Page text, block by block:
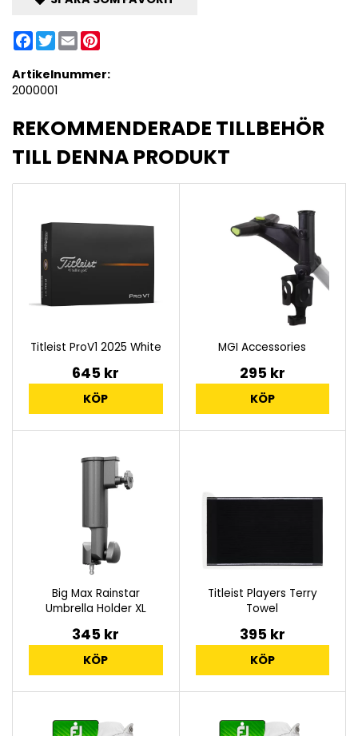
Facebook
Twitter
Email
Artikelnummer:
2000001
REKOMMENDERADE TILLBEHÖR
TILL DENNA PRODUKT
Titleist ProV1 2025 White
645 kr
KÖP
MGI Accessories
295 kr
KÖP
Big Max Rainstar
Umbrella Holder XL
345 kr
KÖP
Titleist Players Terry
Towel
395 kr
KÖP